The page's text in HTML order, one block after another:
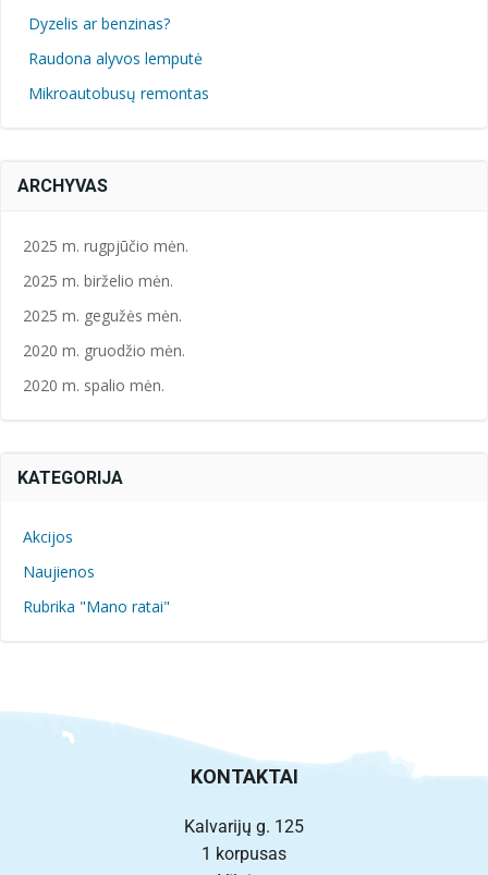
Dyzelis ar benzinas?
Raudona alyvos lemputė
Mikroautobusų remontas
ARCHYVAS
2025 m. rugpjūčio mėn.
2025 m. birželio mėn.
2025 m. gegužės mėn.
2020 m. gruodžio mėn.
2020 m. spalio mėn.
KATEGORIJA
Akcijos
Naujienos
Rubrika "Mano ratai"
KONTAKTAI
Kalvarijų g. 125
1 korpusas